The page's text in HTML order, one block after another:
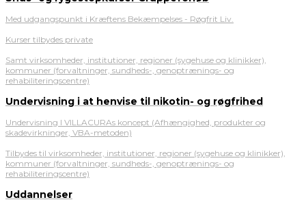
Med udgangspunkt i Kræftens Bekæmpelses - Røgfrit Liv.
Kurser tilbydes private
Samt virksomheder, institutioner, regioner (sygehuse og klinikker),
kommuner (forvaltninger, sundheds-, genoptrænings- og
rehabiliteringscentre)
Undervisning i at henvise til nikotin- og røgfrihed
Undervisning I VILLACURAs koncept (Afhængighed, produkter og
skadevirkninger, VBA-metoden)
Tilbydes til virksomheder, institutioner, regioner (sygehuse og klinikker),
kommuner (forvaltninger, sundheds-, genoptrænings- og
rehabiliteringscentre)
Uddannelser